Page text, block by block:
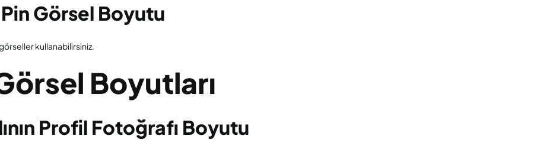
Görsel Boyutu
kullanabilirsiniz.
Boyutları
Profil Fotoğrafı Boyutu